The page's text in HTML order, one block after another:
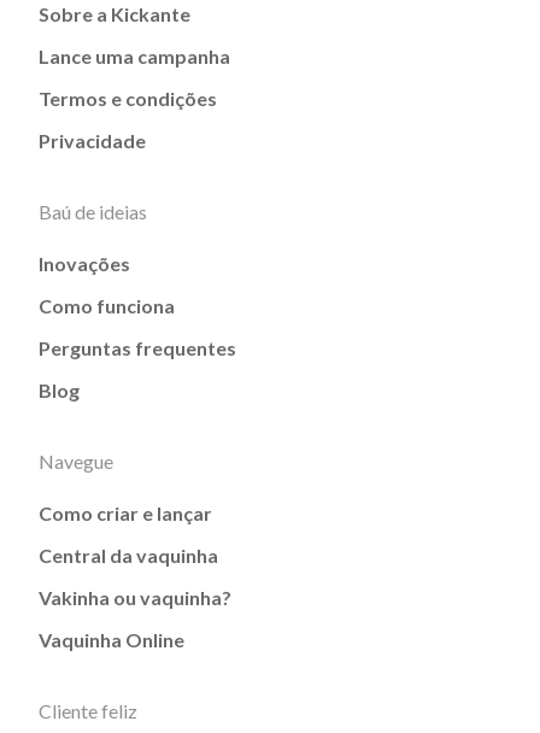
Sobre a Kickante
Lance uma campanha
Termos e condições
Privacidade
Baú de ideias
Inovações
Como funciona
Perguntas frequentes
Blog
Navegue
Como criar e lançar
Central da vaquinha
Vakinha ou vaquinha?
Vaquinha Online
Cliente feliz